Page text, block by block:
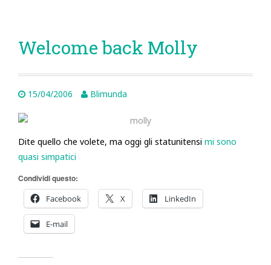
Welcome back Molly
15/04/2006 Blimunda
Dite quello che volete, ma oggi gli statunitensi mi sono
quasi simpatici
Condividi questo:
Facebook
X LinkedIn
E-mail